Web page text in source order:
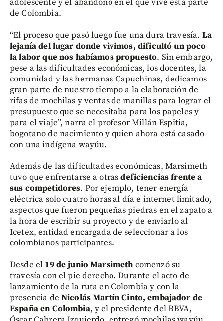
adolescente y el abandono en el que vive esta parte
de Colombia.
“El proceso que pasó luego fue una dura travesía. La
lejanía del lugar donde vivimos, dificultó un poco
la labor que nos habíamos propuesto. Sin embargo,
pese a las dificultades económicas, los docentes, la
comunidad y las hermanas Capuchinas, dedicamos
gran parte de nuestro tiempo a la elaboración de
rifas de mochilas y ventas de manillas para lograr el
presupuesto que se necesitaba para los papeles y
para el viaje”, narra el profesor Millán Espitia,
bogotano de nacimiento y quien ahora está casado
con una indígena wayúu.
Además de las dificultades económicas, Marsimeth
tuvo que enfrentarse a otrasdeficiencias frente a
sus competidores. Por ejemplo, tener energía
eléctrica solo cuatro horas al día e internet limitado,
aspectos que fueron pequeñas piedras en el zapato a
la hora de escribir su proyecto y de enviarlo al
Icetex, entidad encargada de seleccionar a los
colombianos participantes.
Desde el 19 de junio Marsimeth comenzó su
travesía con el pie derecho. Durante el acto de
lanzamiento de la ruta en Colombia y con la
presencia de Nicolás Martín Cinto, embajador de
España en Colombia, y el presidente del BBVA,